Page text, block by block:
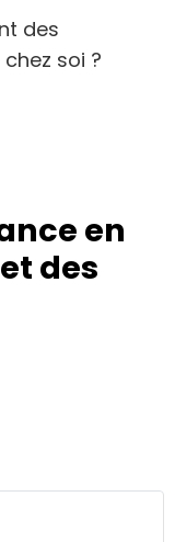
des
soi ?
en
des